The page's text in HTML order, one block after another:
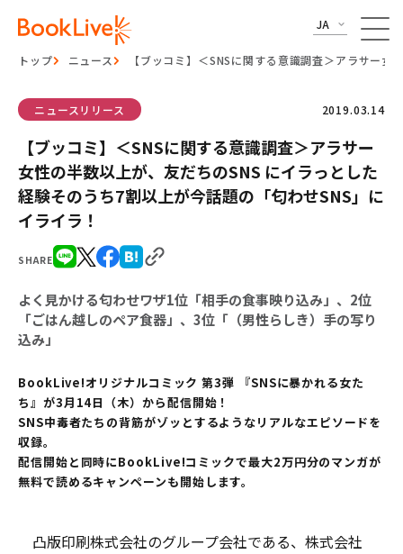
JA
トップ ニュース 【ブッコミ】＜SNSに関する意識調査＞アラサー
SHARE
ニュースリリース 2019.03.14
【ブッコミ】＜SNSに関する意識調査＞アラサー
女性の半数以上が、友だちのSNS にイラっとした
経験そのうち7割以上が今話題の「匂わせSNS」に
イライラ！
よく見かける匂わせワザ1位「相手の食事映り込み」、2位
「ごはん越しのペア食器」、3位「（男性らしき）手の写り
込み」
BookLive!オリジナルコミック 第3弾 『SNSに暴かれる女た
ち』が3月14日（木）から配信開始！
SNS中毒者たちの背筋がゾッとするようなリアルなエピソードを
収録。
配信開始と同時にBookLive!コミックで最大2万円分のマンガが
無料で読めるキャンペーンも開始します。
凸版印刷株式会社のグループ会社である、株式会社